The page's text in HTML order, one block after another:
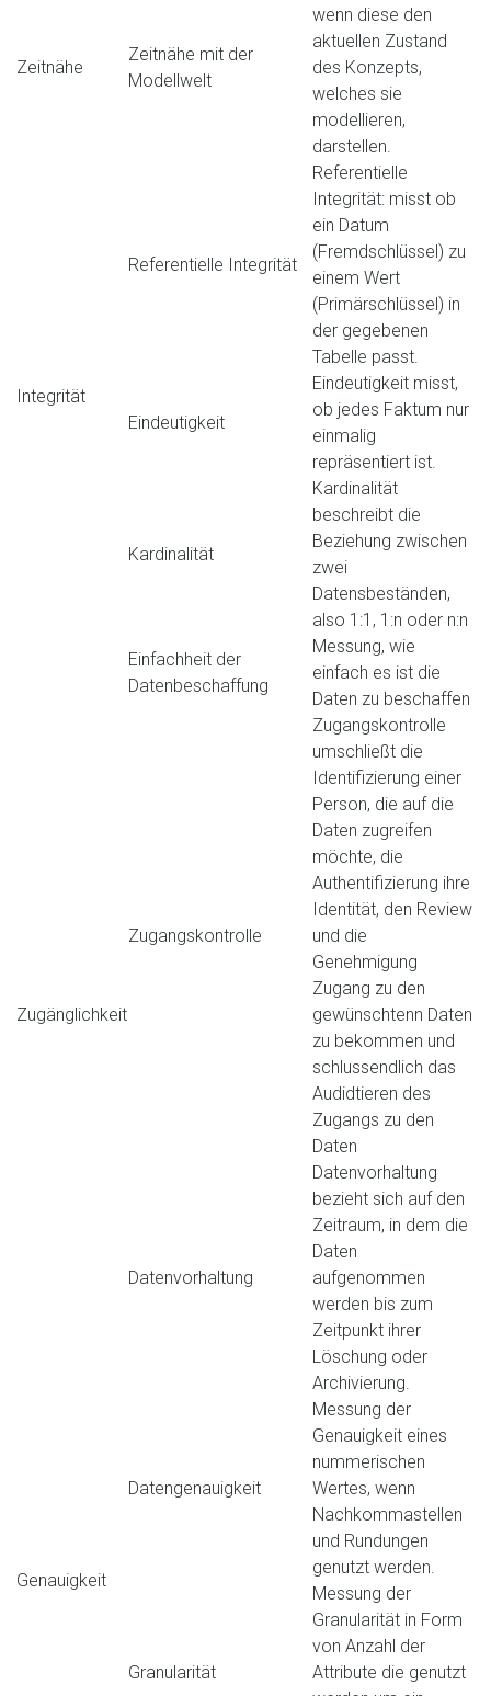
Zeitnähe
Zeitnähe mit der
Modellwelt
wenn diese den
aktuellen Zustand
des Konzepts,
welches sie
modellieren,
darstellen.
Integrität
Referentielle Integrität
Referentielle
Integrität: misst ob
ein Datum
(Fremdschlüssel) zu
einem Wert
(Primärschlüssel) in
der gegebenen
Tabelle passt.
Eindeutigkeit
Eindeutigkeit misst,
ob jedes Faktum nur
einmalig
repräsentiert ist.
Kardinalität
Kardinalität
beschreibt die
Beziehung zwischen
zwei
Datensbeständen,
also 1:1, 1:n oder n:n
Zugänglichkeit
Einfachheit der
Datenbeschaffung
Messung, wie
einfach es ist die
Daten zu beschaffen
Zugangskontrolle
Zugangskontrolle
umschließt die
Identifizierung einer
Person, die auf die
Daten zugreifen
möchte, die
Authentifizierung ihre
Identität, den Review
und die
Genehmigung
Zugang zu den
gewünschtenn Daten
zu bekommen und
schlussendlich das
Audidtieren des
Zugangs zu den
Daten
Datenvorhaltung
Datenvorhaltung
bezieht sich auf den
Zeitraum, in dem die
Daten
aufgenommen
werden bis zum
Zeitpunkt ihrer
Löschung oder
Archivierung.
Genauigkeit
Datengenauigkeit
Messung der
Genauigkeit eines
nummerischen
Wertes, wenn
Nachkommastellen
und Rundungen
genutzt werden.
Granularität
Messung der
Granularität in Form
von Anzahl der
Attribute die genutzt